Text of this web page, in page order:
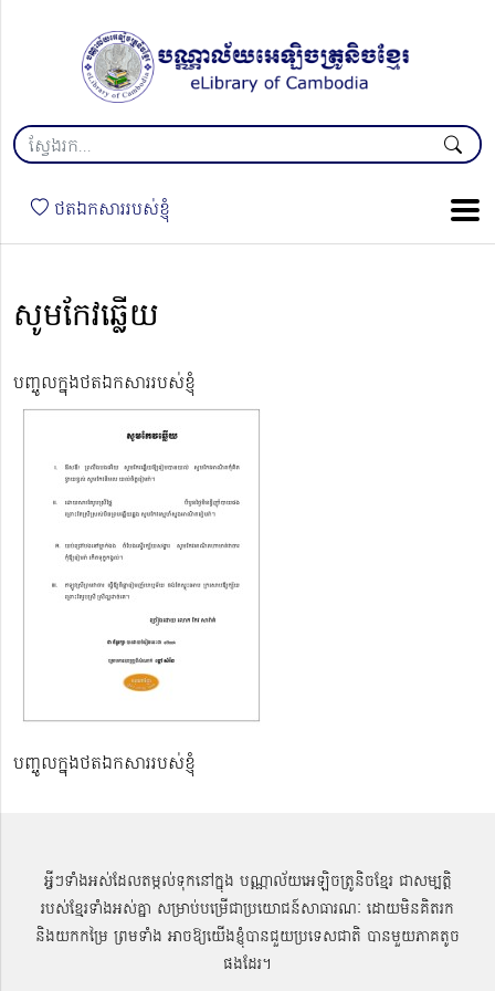
ថតឯកសាររបស់ខ្ញុំ
សូមកែវឆ្លើយ
បញ្ចូលក្នុងថតឯកសាររបស់ខ្ញុំ
បញ្ចូលក្នុងថតឯកសាររបស់ខ្ញុំ
អ្វីៗទាំងអស់ដែលតម្កល់ទុកនៅក្នុង បណ្ណាល័យអេឡិចត្រូនិចខ្មែរ ជាសម្បតិ្ត
របស់ខ្មែរទាំងអស់គ្នា សម្រាប់បម្រើជាប្រយោជន៍សាធារណៈ ដោយមិនគិតរក
និងយកកម្រៃ ព្រមទាំង អាចឱ្យយើងខ្ញុំបានជួយប្រទេសជាតិ បានមួយភាគតូច
ផងដែរ។